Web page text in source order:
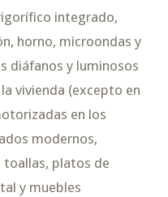
integrado,
horno, microondas y
diáfanos y luminosos
vivienda (excepto en
en los
modernos,
toallas, platos de
y muebles